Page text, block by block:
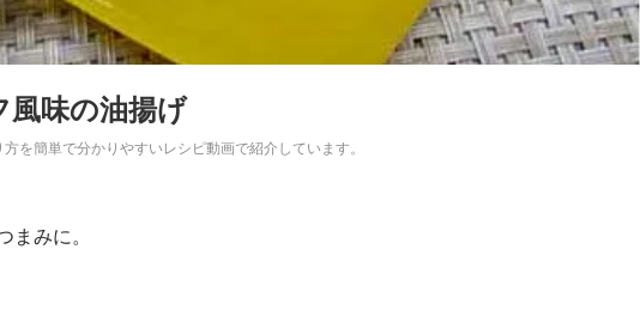
味の油揚げ
を簡単で分かりやすいレシピ動画で紹介しています。
みに。